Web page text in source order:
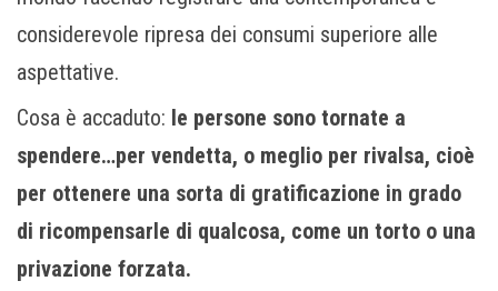
considerevole ripresa dei consumi superiore alle
aspettative.
Cosa è accaduto: le persone sono tornate a
spendere…per vendetta, o meglio per rivalsa, cioè
per ottenere una sorta di gratificazione in grado
di ricompensarle di qualcosa, come un torto o una
privazione forzata.